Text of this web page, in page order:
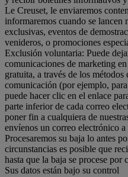
Le Creuset, le enviaremos
informaremos cuando se lancen
exclusivas, eventos de
venideros, o promociones
Exclusión voluntaria: Puede
comunicaciones de marketing
gratuita, a través de los métodos
comunicación (por ejemplo,
puede hacer clic en el enlace
parte inferior de cada correo
poner fin a cualquiera de
envíenos un correo electrónico a
Procesaremos su baja lo antes
circunstancias es posible que
hasta que la baja se procese por
Sus datos están bajo su control